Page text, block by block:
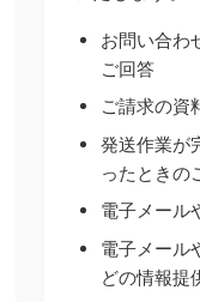
お問い合わ
ご回答
ご請求の資
発送作業が
ったときの
電子メール
電子メール
どの情報提